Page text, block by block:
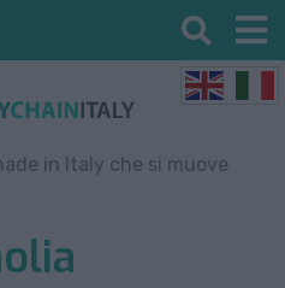
in Italy che si muove